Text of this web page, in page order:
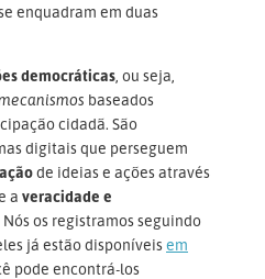
enquadram em duas
democráticas , ou seja,
baseados
cidadã. São
digitais que perseguem
de ideias e ações através
a veracidade e
Nós os registramos seguindo
já estão disponíveisem
pode encontrá-los